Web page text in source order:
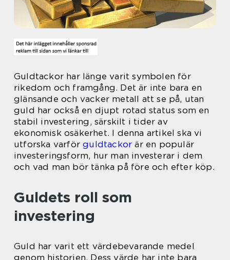
Guldtackor har länge varit symbolen för
rikedom och framgång. Det är inte bara en
glänsande och vacker metall att se på, utan
guld har också en djupt rotad status som en
stabil investering, särskilt i tider av
ekonomisk osäkerhet. I denna artikel ska vi
utforska varförguldtackor är en populär
investeringsform, hur man investerar i dem
och vad man bör tänka på före och efter köp.
Guldets roll som
investering
Guld har varit ett värdebevarande medel
genom historien. Dess värde har inte bara